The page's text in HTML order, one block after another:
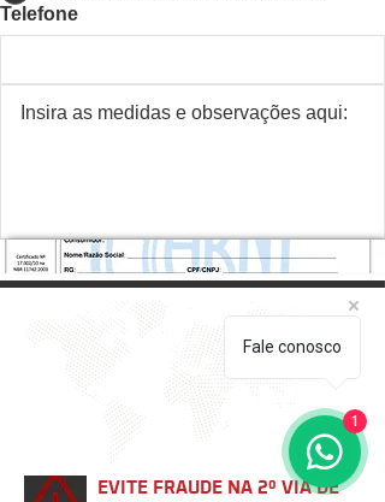
Fale conosco
1
Telefone
Enviar
EVITE FRAUDE NA 2º VIA DE